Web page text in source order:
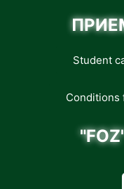
Student
Conditions